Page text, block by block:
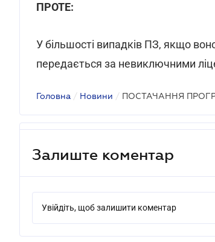
ПРОТЕ:
У більшості випадків ПЗ, якщо
передається за невиключними
Головна / Новини / ПОСТАЧАННЯ
Залиште коментар
Увійдіть, щоб залишити коментар